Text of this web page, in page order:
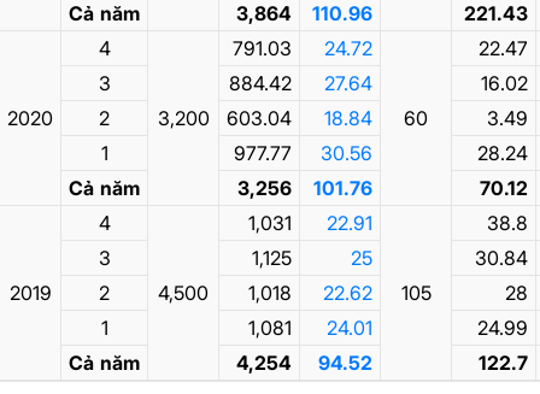
Cả năm
3,864 110.96 221.43
2020
4
3,200
791.03 24.72
60
22.47
3
884.42 27.64
16.02
2
603.04 18.84
3.49
1
977.77 30.56
28.24
Cả năm
3,256 101.76 70.12
2019
4
4,500
1,031 22.91
105
38.8
3
1,125 25
30.84
2
1,018 22.62
28
1
1,081 24.01
24.99
Cả năm
4,254 94.52 122.7